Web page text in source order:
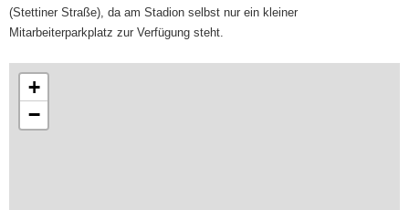
(Stettiner Straße), da am Stadion selbst nur ein kleiner
Mitarbeiterparkplatz zur Verfügung steht.
+
−